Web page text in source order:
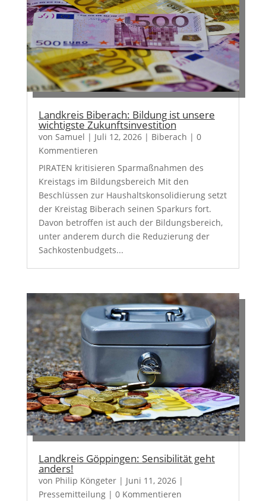
Landkreis Biberach: Bildung ist unsere
wichtigste Zukunftsinvestition
von Samuel | Juli 12, 2026| Biberach | 0
Kommentieren
PIRATEN kritisieren Sparmaßnahmen des
Kreistags im Bildungsbereich Mit den
Beschlüssen zur Haushaltskonsolidierung setzt
der Kreistag Biberach seinen Sparkurs fort.
Davon betroffen ist auch der Bildungsbereich,
unter anderem durch die Reduzierung der
Sachkostenbudgets...
Landkreis Göppingen: Sensibilität geht
anders!
von Philip Köngeter| Juni 11, 2026|
Pressemitteilung| 0 Kommentieren